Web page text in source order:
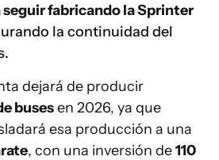
fabricando la Sprinter
la continuidad del
dejará de producir
busesen 2026, ya que
esa producción a una
, con una inversión de110